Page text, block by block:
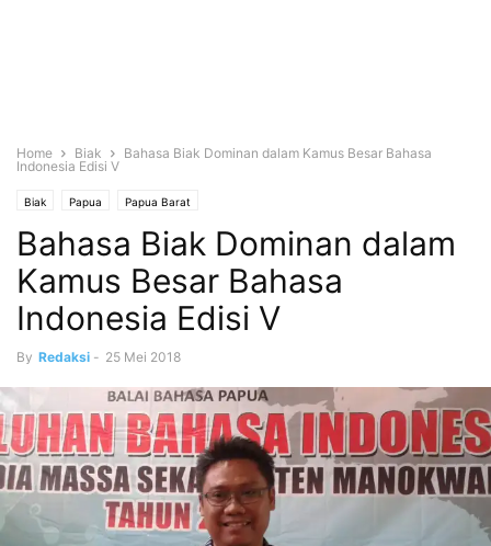
Home Biak
Bahasa Biak Dominan dalam Kamus Besar Bahasa
Indonesia Edisi V
Biak Papua Papua Barat
Bahasa Biak Dominan dalam
Kamus Besar Bahasa
Indonesia Edisi V
By Redaksi - 25 Mei 2018